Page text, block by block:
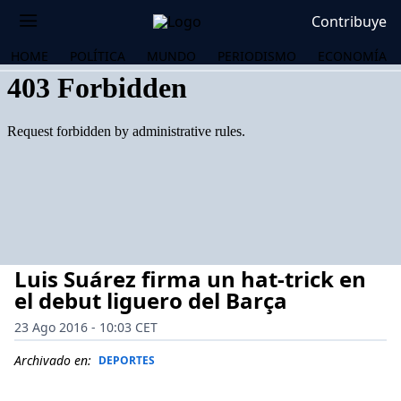
Contribuye
HOME POLÍTICA MUNDO PERIODISMO ECONOMÍA
Luis Suárez firma un hat-trick en
el debut liguero del Barça
23 Ago 2016 - 10:03 CET
Archivado en: DEPORTES